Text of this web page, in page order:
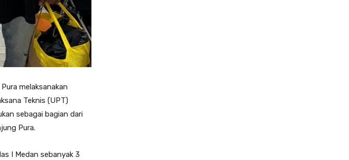
melaksanakan
Teknis (UPT)
sebagai bagian dari
Pura.
I Medan sebanyak 3